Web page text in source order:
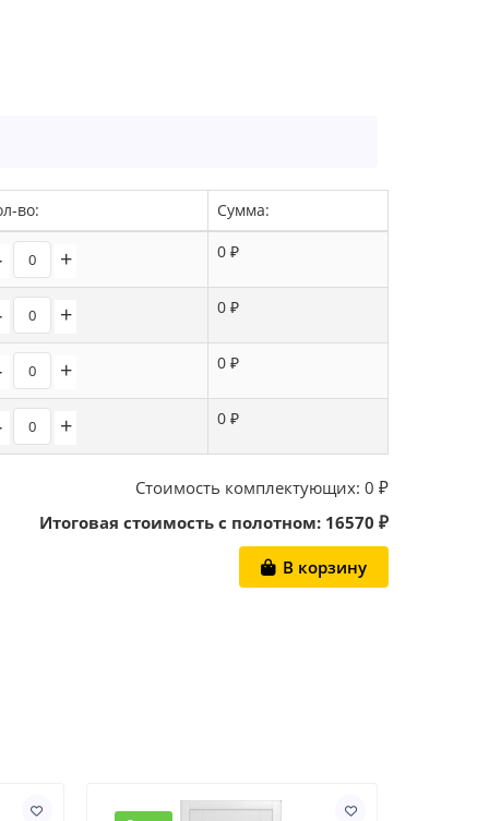
во:
Сумма:
+ 0 ₽
+ 0 ₽
+ 0 ₽
+ 0 ₽
Стоимость комплектующих: 0 ₽
Итоговая стоимость с полотном: 16570 ₽
В корзину